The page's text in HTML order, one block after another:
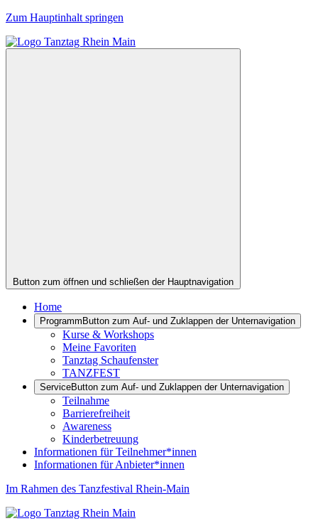
Zum Hauptinhalt springen
Button zum öffnen und schließen der Hauptnavigation
Home
Programm Button zum Auf- und Zuklappen der Unternavigation
Kurse & Workshops
Meine Favoriten
Tanztag Schaufenster
TANZFEST
ServiceButton zum Auf- und Zuklappen der Unternavigation
Teilnahme
Barrierefreiheit
Awareness
Kinderbetreuung
Informationen für Teilnehmer*innen
Informationen für Anbieter*innen
Im Rahmen des Tanzfestival Rhein-Main